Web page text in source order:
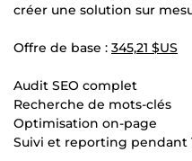
créer une solution sur
Offre de base : 345,21 $US
Audit SEO complet
Recherche de mots-clés
Optimisation on-page
Suivi et reporting pendant